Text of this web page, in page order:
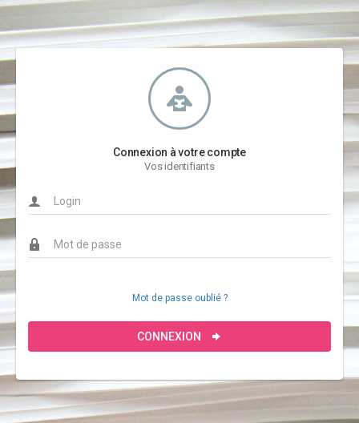
Connexion à votre compte
Vos identifiants
Mot de passe oublié ?
CONNEXION